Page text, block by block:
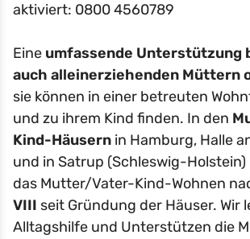
aktiviert: 0800 4560789
Eine umfassende Unterstützung
auch alleinerziehenden Müttern
sie können in einer betreuten
und zu ihrem Kind finden. In den
Kind-Häusern in Hamburg, Halle
und in Satrup (Schleswig-
das Mutter/Vater-Kind-Wohnen
VIII seit Gründung der Häuser. Wir
Alltagshilfe und Unterstützen die